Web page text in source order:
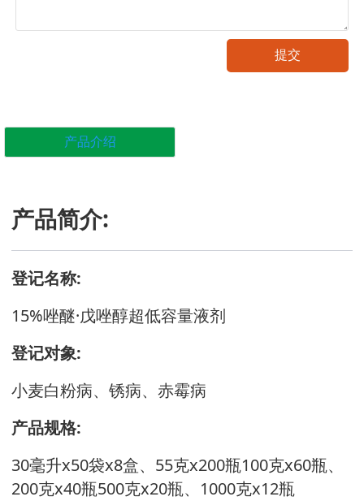
提交
产品介绍
产品简介:
登记名称:
15%唑醚·戊唑醇超低容量液剂
登记对象:
小麦白粉病、锈病、赤霉病
产品规格:
30毫升x50袋x8盒、55克x200瓶100克x60瓶、
200克x40瓶500克x20瓶、1000克x12瓶